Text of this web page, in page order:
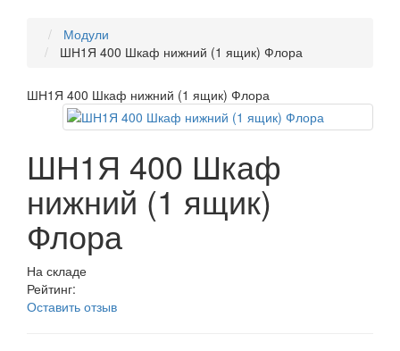
Модули
ШН1Я 400 Шкаф нижний (1 ящик) Флора
ШН1Я 400 Шкаф нижний (1 ящик) Флора
ШН1Я 400 Шкаф
нижний (1 ящик)
Флора
На складе
Рейтинг:
Оставить отзыв